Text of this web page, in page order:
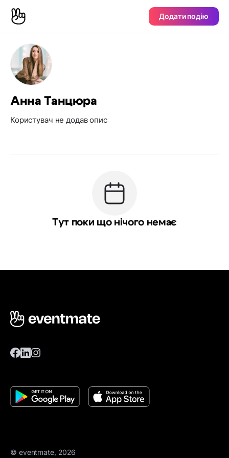
Додати подію
Анна Танцюра
Користувач не додав опис
Тут поки що нічого немає
© eventmate, 2026